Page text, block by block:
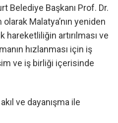
Belediye Başkanı Prof. Dr.
Malatya’nın yeniden
hareketliliğin artırılması ve
hızlanması için iş
ve iş birliği içerisinde
ve dayanışma ile